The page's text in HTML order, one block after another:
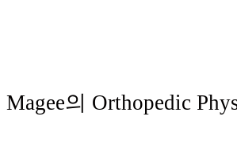
의 Orthopedic